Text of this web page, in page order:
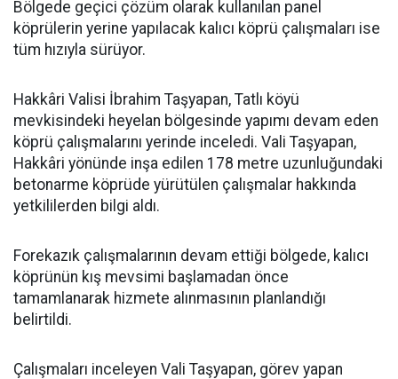
Bölgede geçici çözüm olarak kullanılan panel
köprülerin yerine yapılacak kalıcı köprü çalışmaları ise
tüm hızıyla sürüyor.
Hakkâri Valisi İbrahim Taşyapan, Tatlı köyü
mevkisindeki heyelan bölgesinde yapımı devam eden
köprü çalışmalarını yerinde inceledi. Vali Taşyapan,
Hakkâri yönünde inşa edilen 178 metre uzunluğundaki
betonarme köprüde yürütülen çalışmalar hakkında
yetkililerden bilgi aldı.
Forekazık çalışmalarının devam ettiği bölgede, kalıcı
köprünün kış mevsimi başlamadan önce
tamamlanarak hizmete alınmasının planlandığı
belirtildi.
Çalışmaları inceleyen Vali Taşyapan, görev yapan